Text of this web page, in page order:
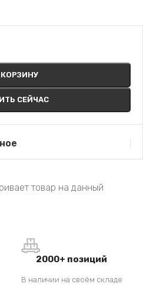
КОРЗИНУ
СЕЙЧАС
товар на данный
2000+ позиций
В наличии на своём складе